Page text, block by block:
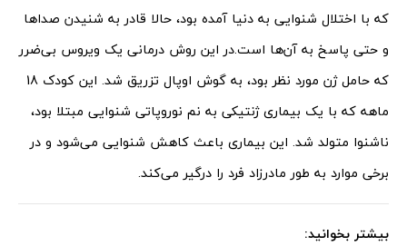
که با اختلال شنوایی به دنیا آمده بود، حالا قادر به شنیدن صداها
و حتی پاسخ به آن‌ها است.در این روش درمانی یک ویروس بی‌ضرر
که حامل ژن مورد نظر بود، به گوش اوپال تزریق شد. این کودک 18
ماهه که با یک بیماری ژنتیکی به نم نوروپاتی شنوایی مبتلا بود،
ناشنوا متولد شد. این بیماری باعث کاهش شنوایی می‌شود و در
برخی موارد به طور مادرزاد فرد را درگیر می‌کند.
بیشتر بخوانید: